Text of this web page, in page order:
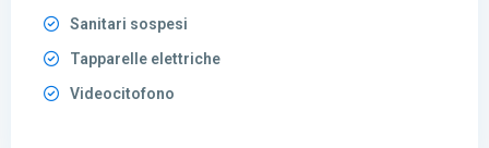
Sanitari sospesi
Tapparelle elettriche
Videocitofono